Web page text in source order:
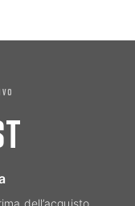
dell’acquisto.